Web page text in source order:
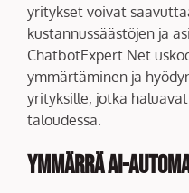
yritykset voivat
kustannussäästöjen ja
ChatbotExpert.Net
ymmärtäminen ja
yrityksille, jotka
taloudessa.
Ymmärrä AI-